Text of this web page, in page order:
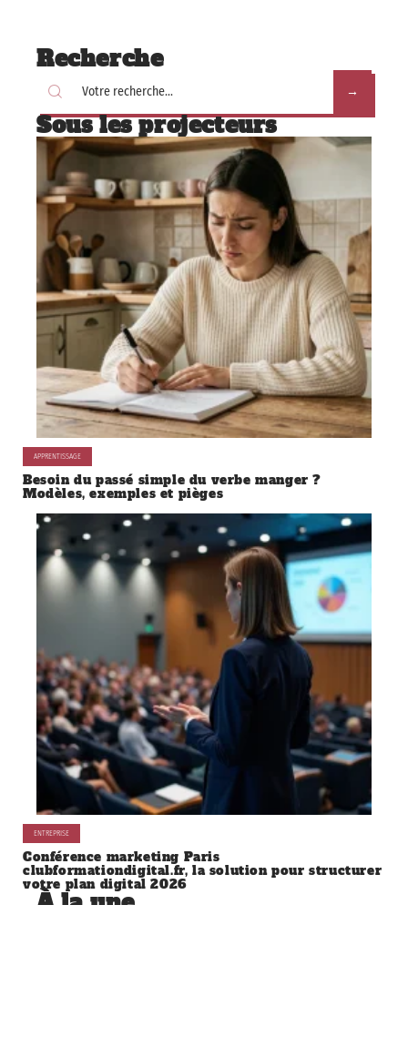
Recherche
Sous les projecteurs
APPRENTISSAGE
Besoin du passé simple du verbe manger ?
Modèles, exemples et pièges
ENTREPRISE
Conférence marketing Paris
clubformationdigital.fr, la solution pour structurer
votre plan digital 2026
À la une